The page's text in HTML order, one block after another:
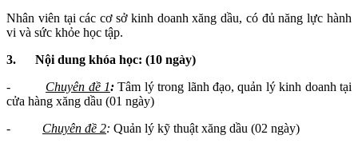
Nhân viên tại các cơ sở kinh doanh xăng dầu, có đủ năng lực hành
vi và sức khỏe học tập.
3. Nội dung khóa học: (10 ngày)
- Chuyên đề 1:Tâm lý trong lãnh đạo, quản lý kinh doanh tại
cửa hàng xăng dầu (01 ngày)
- Chuyên đề 2: Quản lý kỹ thuật xăng dầu (02 ngày)